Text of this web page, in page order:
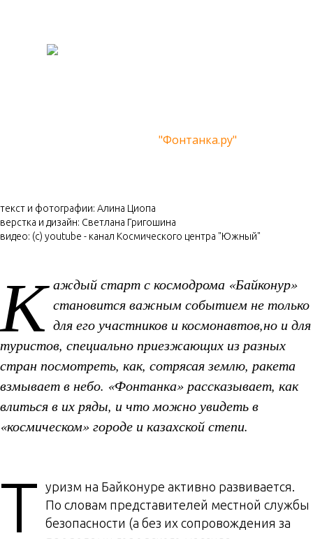
"Фонтанка.ру"
текст и фотографии: Алина Циопа
верстка и дизайн: Светлана Григошина
видео: (с) youtube - канал Космического центра "Южный"
К аждый старт с космодрома «Байконур»
становится важным событием не только
для его участников и космонавтов,но и для
туристов, специально приезжающих из разных
стран посмотреть, как, сотрясая землю, ракета
взмывает в небо. «Фонтанка» рассказывает, как
влиться в их ряды, и что можно увидеть в
«космическом» городе и казахской степи.
Т уризм на Байконуре активно развивается.
По словам представителей местной службы
безопасности (а без их сопровождения за